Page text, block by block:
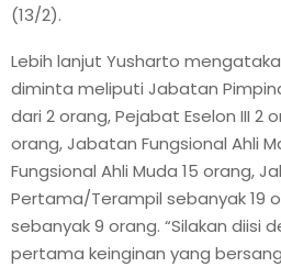
(13/2).
Lebih lanjut Yusharto
diminta meliputi Jabatan
dari 2 orang, Pejabat Eselon III 2
orang, Jabatan Fungsional Ahli
Fungsional Ahli Muda 15 orang,
Pertama/Terampil sebanyak 19
sebanyak 9 orang. “Silakan diisi
pertama keinginan yang